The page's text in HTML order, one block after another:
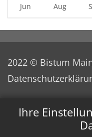
Ihre
Jun Aug
2022 © Bistum